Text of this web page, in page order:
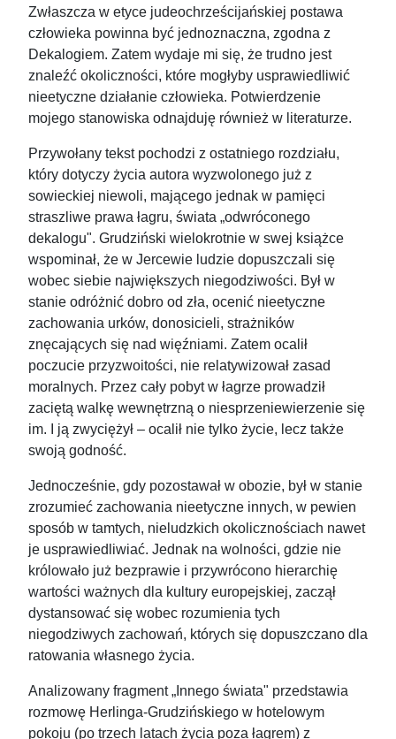
Zwłaszcza w etyce judeochrześcijańskiej postawa
człowieka powinna być jednoznaczna, zgodna z
Dekalogiem. Zatem wydaje mi się, że trudno jest
znaleźć okoliczności, które mogłyby usprawiedliwić
nieetyczne działanie człowieka. Potwierdzenie
mojego stanowiska odnajduję również w literaturze.
Przywołany tekst pochodzi z ostatniego rozdziału,
który dotyczy życia autora wyzwolonego już z
sowieckiej niewoli, mającego jednak w pamięci
straszliwe prawa łagru, świata „odwróconego
dekalogu". Grudziński wielokrotnie w swej książce
wspominał, że w Jercewie ludzie dopuszczali się
wobec siebie największych niegodziwości. Był w
stanie odróżnić dobro od zła, ocenić nieetyczne
zachowania urków, donosicieli, strażników
znęcających się nad więźniami. Zatem ocalił
poczucie przyzwoitości, nie relatywizował zasad
moralnych. Przez cały pobyt w łagrze prowadził
zaciętą walkę wewnętrzną o niesprzeniewierzenie się
im. I ją zwyciężył – ocalił nie tylko życie, lecz także
swoją godność.
Jednocześnie, gdy pozostawał w obozie, był w stanie
zrozumieć zachowania nieetyczne innych, w pewien
sposób w tamtych, nieludzkich okolicznościach nawet
je usprawiedliwiać. Jednak na wolności, gdzie nie
królowało już bezprawie i przywrócono hierarchię
wartości ważnych dla kultury europejskiej, zaczął
dystansować się wobec rozumienia tych
niegodziwych zachowań, których się dopuszczano dla
ratowania własnego życia.
Analizowany fragment „Innego świata" przedstawia
rozmowę Herlinga-Grudzińskiego w hotelowym
pokoju (po trzech latach życia poza łagrem) z